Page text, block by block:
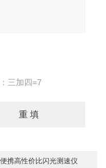
三加四=7
携高性价比闪光测速仪